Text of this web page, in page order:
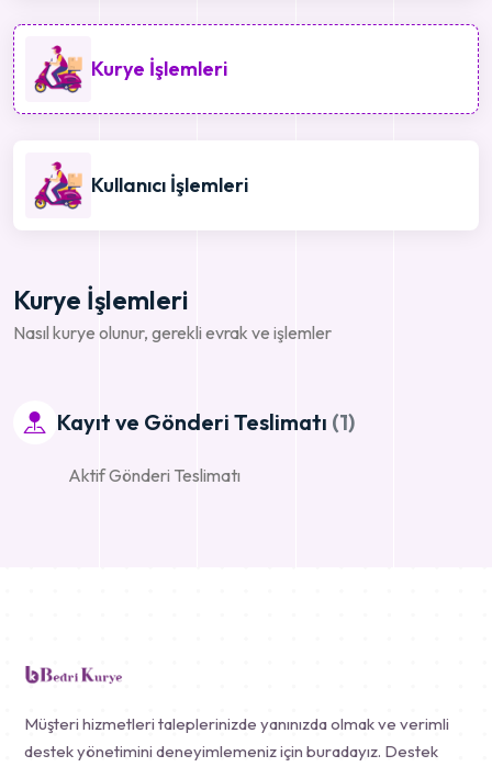
Kurye İşlemleri
Kullanıcı İşlemleri
Kurye İşlemleri
Nasıl kurye olunur, gerekli evrak ve işlemler
Kayıt ve Gönderi Teslimatı (1)
Aktif Gönderi Teslimatı
Müşteri hizmetleri taleplerinizde yanınızda olmak ve verimli
destek yönetimini deneyimlemeniz için buradayız. Destek